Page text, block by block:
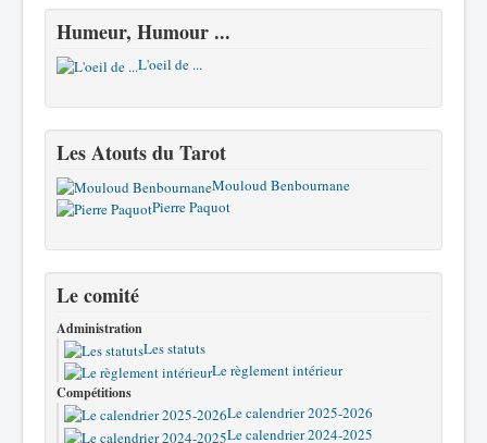
Humeur, Humour ...
L'oeil de ...
Les Atouts du Tarot
Mouloud Benbournane
Pierre Paquot
Le comité
Administration
Les statuts
Le règlement intérieur
Compétitions
Le calendrier 2025-2026
Le calendrier 2024-2025